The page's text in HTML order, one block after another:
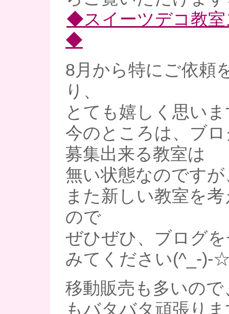
◆スイーツデコ教室
◆
8月から特にご依頼
り、
とても嬉しく思い
今のところは、ブ
募集出来る教室は
無い状態なのですが
また新しい教室を
ので
ぜひぜひ、ブログ
みてください(^_-)-
移動販売も多いの
もバタバタ頑張り